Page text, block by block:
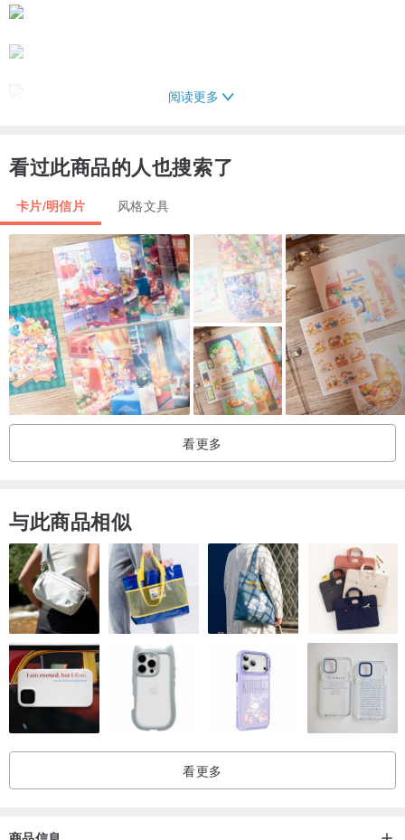
阅读更多
看过此商品的人也搜索了
卡片/明信片 风格文具
看更多
与此商品相似
看更多